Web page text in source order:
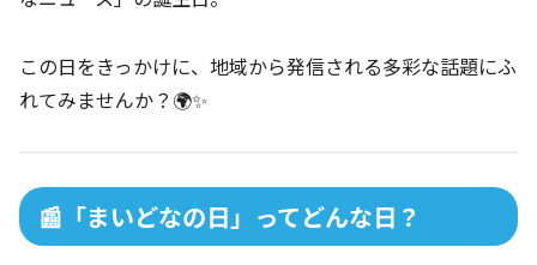
この日をきっかけに、地域から発信される多彩な話題にふ
れてみませんか？🌍✨
📰「まいどなの日」ってどんな日？